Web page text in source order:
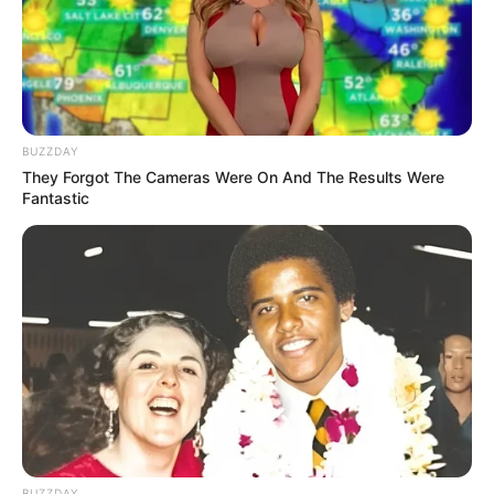
pose.
arrow_forward_ios Baca selengkapnya
Mute
Baca juga:Biodata, Profil, dan Fakta Helga Lovekaty
BUZZDAY
They Forgot The Cameras Were On And The Results Were
Fantastic